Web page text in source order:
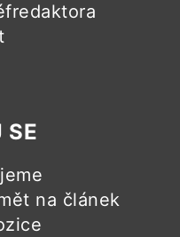
SE
na článek